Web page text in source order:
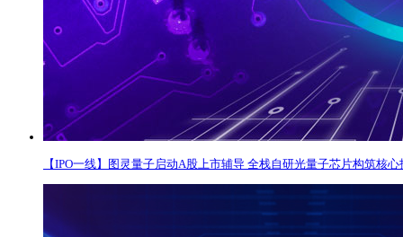
【IPO一线】图灵量子启动A股上市辅导 全栈自研光量子芯片构筑核心